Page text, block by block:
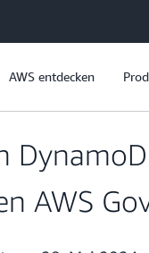
AWS entdecken
AWS